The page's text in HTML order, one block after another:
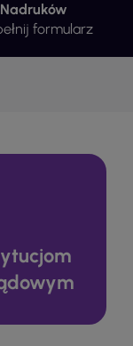
Nadruków
formularz